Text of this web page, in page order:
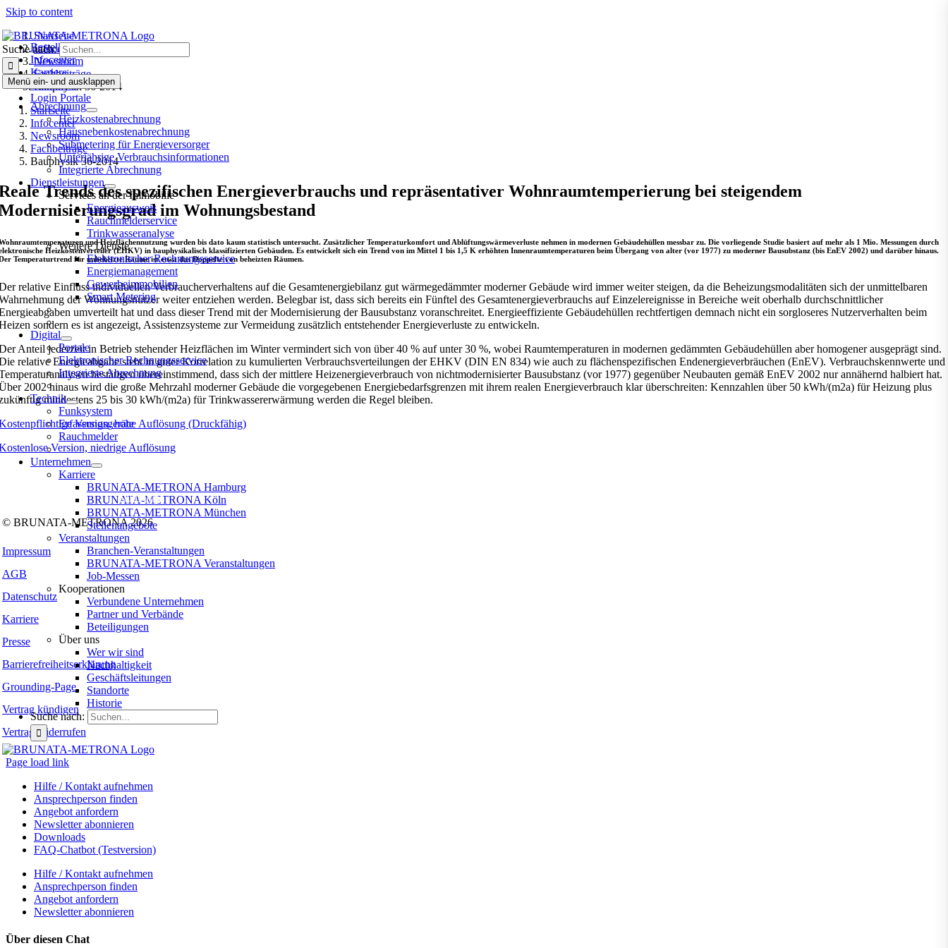
Skip to content
Bestellen
Infocenter
Karriere
Bewohner
Login Portale
Suche nach:
Menü ein- und ausklappen
Abrechnung
Heizkostenabrechnung
Hausneben­kosten­abrechnung
Submetering für Energieversorger
Unterjährige Verbrauchsinformationen
Integrierte Abrechnung
Dienstleistungen
Services an der Immobilie
Energieausweis
Rauchmelderservice
Trinkwasseranalyse
Weitere Dienste
Elektronischer Rechnungsservice
Energiemanagement
Gewerbeimmobilien
Smart Metering
Digital
Portale
Elektronischer Rechnungsservice
Integrierte Abrechnung
Technik
Funksystem
Erfassungsgeräte
Rauchmelder
Unternehmen
Karriere
BRUNATA-METRONA Hamburg
BRUNATA-METRONA Köln
BRUNATA-METRONA München
Stellenangebote
Veranstaltungen
Branchen-Veranstaltungen
BRUNATA-METRONA Veranstaltungen
Job-Messen
Kooperationen
Verbundene Unternehmen
Partner und Verbände
Beteiligungen
Über uns
Wer wir sind
Nachhaltigkeit
Geschäftsleitungen
Standorte
Historie
Suche nach:
Startseite
Infocenter
Newsroom
Fachbeiträge
Bauphysik 36-2014
Startseite
Infocenter
Newsroom
Fachbeiträge
Bauphysik 36-2014
Trends des spezifischen Energieverbrauchs und repräsentativer Wohnraumtemperierung bei steigendem
im Wohnungsbestand
und Heizflächennutzung wurden bis dato kaum statistisch untersucht. Zusätzlicher Temperaturkomfort und Ablüftungswärmeverluste nehmen in modernen Gebäudehüllen messbar zu. Die vorliegende Studie basiert auf mehr als 1 Mio. Messungen durch
Heizkostenverteiler (EHKV) in bauphysikalisch klassifizierten Gebäuden. Es entwickelt sich ein Trend von im Mittel 1 bis 1,5 K erhöhten Innenraumtemperaturen beim Übergang von alter (vor 1977) zu moderner Bausubstanz (bis EnEV 2002) und darüber hinaus.
Temperaturtrend für unbeheizte Räume ist etwa das Doppelte von beheizten Räumen.
relative Einfluss individuellen Verbraucherverhaltens auf die Gesamtenergiebilanz gut wärmegedämmter moderner Gebäude wird immer weiter steigen, da die Beheizungsmodalitäten sich der unmittelbaren
der Wohnungsnutzer weiter entziehen werden. Belegbar ist, dass sich bereits ein Fünftel des Gesamtenergieverbrauchs auf Einzelereignisse in Bereiche weit oberhalb durchschnittlicher
umverteilt hat und dass dieser Trend mit der Modernisierung der Bausubstanz voranschreitet. Energieeffiziente Gebäudehüllen rechtfertigen demnach nicht ein sorgloseres Nutzerverhalten beim
sondern es ist angezeigt, Assistenzsysteme zur Vermeidung zusätzlich entstehender Energieverluste zu entwickeln.
Anteil jederzeit in Betrieb stehender Heizflächen im Winter vermindert sich von über 40 % auf unter 30 %, wobei Raumtemperaturen in modernen gedämmten Gebäudehüllen aber homogener ausgeprägt sind.
relative Energieabgabe steht in guter Korrelation zu kumulierten Verbrauchsverteilungen der EHKV (DIN EN 834) wie auch zu flächenspezifischen Endenergieverbräuchen (EnEV). Verbrauchskennwerte und
bestätigen übereinstimmend, dass sich der mittlere Heizenergieverbrauch von nichtmodernisierter Bausubstanz (vor 1977) gegenüber Neubauten gemäß EnEV 2002 nur annähernd halbiert hat.
2002 hinaus wird die große Mehrzahl moderner Gebäude die vorgegebenen Energiebedarfsgrenzen mit ihrem realen Energieverbrauch klar überschreiten: Kennzahlen über 50 kWh/(m2a) für Heizung plus
mindestens 25 bis 30 kWh/(m2a) für Trinkwassererwärmung werden die Regel bleiben.
Version, hohe Auflösung (Druckfähig)
Version, niedrige Auflösung
Folgen Sie uns auf:
Instagram Kununu LinkedIn Tiktok
© BRUNATA-METRONA 2026
Impressum
AGB
Datenschutz
Karriere
Presse
Barrierefreiheitserklärung
Grounding-Page
Vertrag kündigen
Vertrag widerrufen
Page load link
Hilfe / Kontakt aufnehmen
Ansprechperson finden
Angebot anfordern
Newsletter abonnieren
Downloads
FAQ-Chatbot (Testversion)
Hilfe / Kontakt aufnehmen
Ansprechperson finden
Angebot anfordern
Newsletter abonnieren
Über diesen Chat